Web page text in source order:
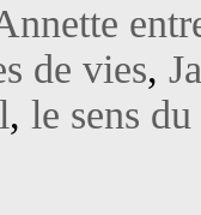
de vies,
, le sens